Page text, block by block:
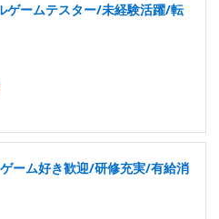
ゲームテスター/未経験活躍/転
ーム好き歓迎/研修充実/有給消